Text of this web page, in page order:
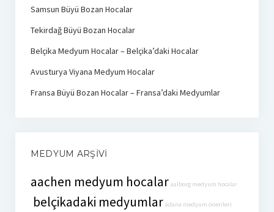
Samsun Büyü Bozan Hocalar
Tekirdağ Büyü Bozan Hocalar
Belçika Medyum Hocalar – Belçika’daki Hocalar
Avusturya Viyana Medyum Hocalar
Fransa Büyü Bozan Hocalar – Fransa’daki Medyumlar
MEDYUM ARŞIVI
aachen medyum hocalar aalborg medyum hocalar
belçikadaki medyumlar adana medyum önerileri